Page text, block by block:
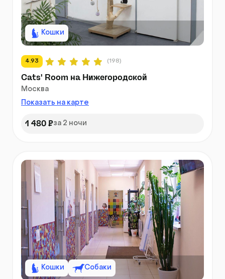
Кошки
4.93 (198)
Cats' Room на Нижегородской
Москва
Показать на карте
1 480 ₽за 2 ночи
Кошки Собаки